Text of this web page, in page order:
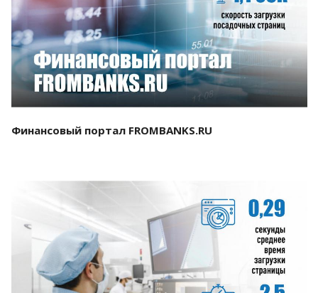
Смотреть проект
Финансовый портал FROMBANKS.RU